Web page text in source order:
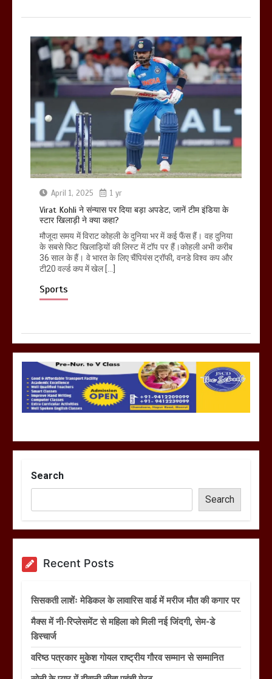
April 1, 2025 1 yr
Virat Kohli ने संन्यास पर दिया बड़ा अपडेट, जानें टीम इंडिया के
स्टार खिलाड़ी ने क्या कहा?
मौजूदा समय में विराट कोहली के दुनिया भर में कई फैंस हैं। वह दुनिया
के सबसे फिट खिलाड़ियों की लिस्ट में टॉप पर हैं।कोहली अभी करीब
36 साल के हैं। वे भारत के लिए चैंपियंस ट्रॉफी, वनडे विश्व कप और
टी20 वर्ल्ड कप में खेल […]
Sports
Search
Search
Recent Posts
सिसकती लाशेंः मेडिकल के लावारिस वार्ड में मरीज मौत की कगार पर
मैक्स में नी-रिप्लेसमेंट से महिला को मिली नई जिंदगी, सेम-डे
डिस्चार्ज
वरिष्ठ पत्रकार मुकेश गोयल राष्ट्रीय गौरव सम्मान से सम्मानित